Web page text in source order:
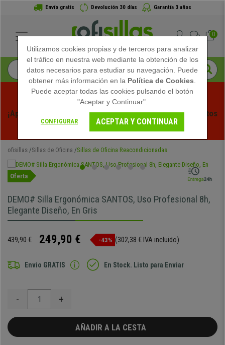
Envío gratis Devolución 30 días Garantía 3 años
0
¡Aprovecha las Rebajas de Verano en Ofisillas! Descuentos
Exclusivos por Tiempo Limitado - Ver Promo
ofisillas Sillas de Oficina Sillas de Oficina Reacondicionadas
Oferta
DEMO# Silla Ergonómica SANTOS, Uso Profesional 8h,
Elegante Diseño, En Gris
439,90 € 249,90 € -43% (302,38 € IVA incluido)
Envio GRATIS En Stock. Listo para Enviar
- +
AÑADIR A LA CESTA
Utilizamos cookies propias y de terceros para analizar
el tráfico en nuestra web mediante la obtención de los
datos necesarios para estudiar su navegación. Puede
obtener más información en la Política de Cookies
Puede aceptar todas las cookies pulsando el botón
"Aceptar y Continuar".
CONFIGURAR ACEPTAR Y CONTINUAR